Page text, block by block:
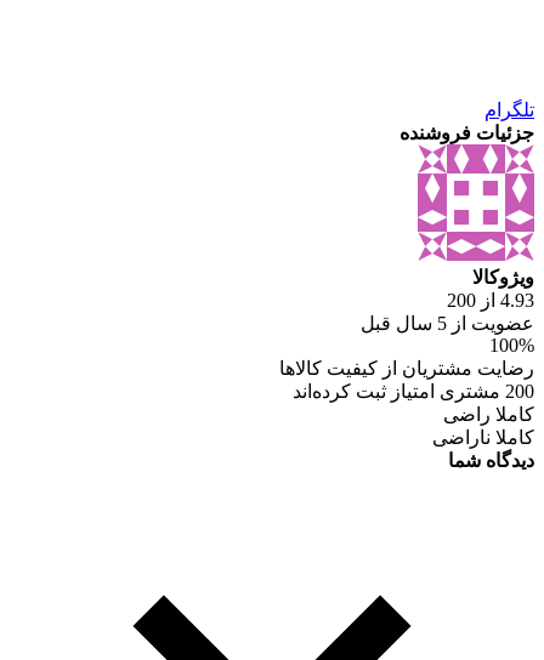
تلگرام
جزئیات فروشنده
ویژوکالا
4.93 از 200
عضویت از 5 سال قبل
100%
رضایت مشتریان از کیفیت کالاها
200 مشتری امتیاز ثبت کرده‌اند
کاملا راضی
کاملا ناراضی
دیدگاه شما